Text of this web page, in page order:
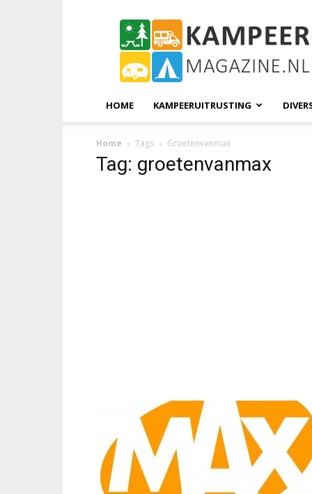
KampeerMagazine
HOME KAMPEERUITRUSTING
Home Tags Groetenvanmax
Tag: groetenvanmax